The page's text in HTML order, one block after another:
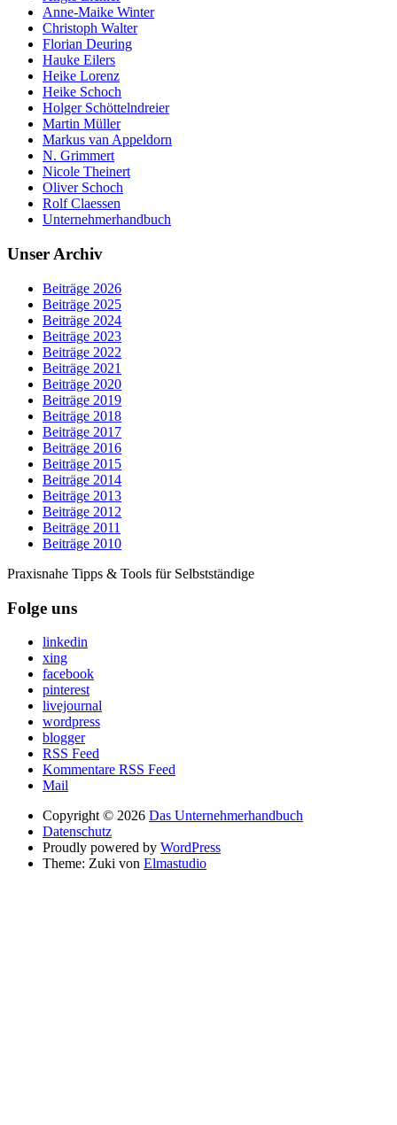
Anne-Maike Winter
Christoph Walter
Florian Deuring
Hauke Eilers
Heike Lorenz
Heike Schoch
Holger Schöttelndreier
Martin Müller
Markus van Appeldorn
N. Grimmert
Nicole Theinert
Oliver Schoch
Rolf Claessen
Unternehmerhandbuch
Unser Archiv
Beiträge 2026
Beiträge 2025
Beiträge 2024
Beiträge 2023
Beiträge 2022
Beiträge 2021
Beiträge 2020
Beiträge 2019
Beiträge 2018
Beiträge 2017
Beiträge 2016
Beiträge 2015
Beiträge 2014
Beiträge 2013
Beiträge 2012
Beiträge 2011
Beiträge 2010
Praxisnahe Tipps & Tools für Selbstständige
Folge uns
linkedin
xing
facebook
pinterest
livejournal
wordpress
blogger
RSS Feed
Kommentare RSS Feed
Mail
Copyright © 2026 Das Unternehmerhandbuch
Datenschutz
Proudly powered by WordPress
Theme: Zuki von Elmastudio